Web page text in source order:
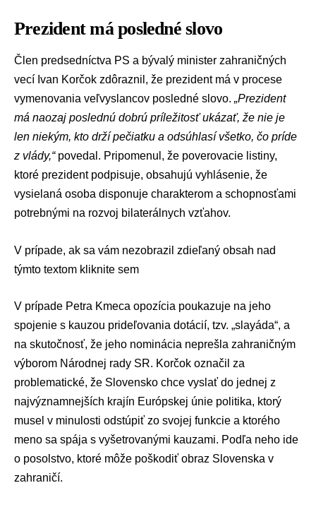
Prezident má posledné slovo
Člen predsedníctva PS a bývalý minister zahraničných
vecí Ivan Korčok zdôraznil, že prezident má v procese
vymenovania veľvyslancov posledné slovo. „Prezident
má naozaj poslednú dobrú príležitosť ukázať, že nie je
len niekým, kto drží pečiatku a odsúhlasí všetko, čo príde
z vlády,“povedal. Pripomenul, že poverovacie listiny,
ktoré prezident podpisuje, obsahujú vyhlásenie, že
vysielaná osoba disponuje charakterom a schopnosťami
potrebnými na rozvoj bilaterálnych vzťahov.
V prípade, ak sa vám nezobrazil zdieľaný obsah nad
týmto textom kliknite sem
V prípade Petra Kmeca opozícia poukazuje na jeho
spojenie s kauzou prideľovania dotácií, tzv. „slayáda“, a
na skutočnosť, že jeho nominácia neprešla zahraničným
výborom Národnej rady SR. Korčok označil za
problematické, že Slovensko chce vyslať do jednej z
najvýznamnejších krajín Európskej únie politika, ktorý
musel v minulosti odstúpiť zo svojej funkcie a ktorého
meno sa spája s vyšetrovanými kauzami. Podľa neho ide
o posolstvo, ktoré môže poškodiť obraz Slovenska v
zahraničí.